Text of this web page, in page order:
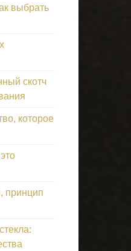
выбрать
скотч
которое
принцип